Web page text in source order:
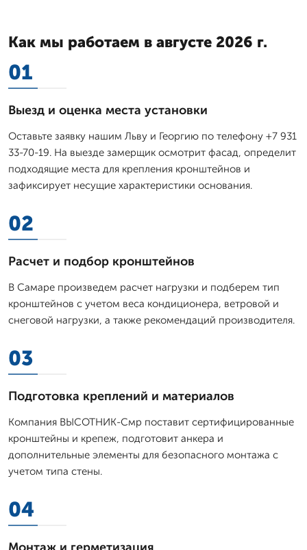
Как мы работаем в августе 2026 г.
01
Выезд и оценка места установки
Оставьте заявку нашим Льву и Георгию по телефону +7 931
33-70-19. На выезде замерщик осмотрит фасад, определит
подходящие места для крепления кронштейнов и
зафиксирует несущие характеристики основания.
02
Расчет и подбор кронштейнов
В Самаре произведем расчет нагрузки и подберем тип
кронштейнов с учетом веса кондиционера, ветровой и
снеговой нагрузки, а также рекомендаций производителя.
03
Подготовка креплений и материалов
Компания ВЫСОТНИК-Смр поставит сертифицированные
кронштейны и крепеж, подготовит анкера и
дополнительные элементы для безопасного монтажа с
учетом типа стены.
04
Монтаж и герметизация